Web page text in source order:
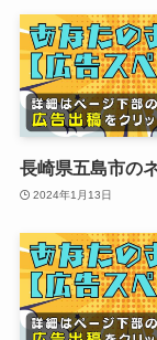
長崎県五島市の
2024年1月13日